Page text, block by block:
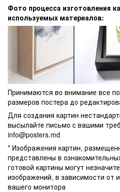
Фото процесса изготовления
используемых материалов:
Принимаются во внимание все
размеров постера до
Для создания картин
высылайте письмо c вашими
info@posters.md
* Изображения картин,
представлены в
готовой картины могут
изображений, в зависимости от
вашего монитора